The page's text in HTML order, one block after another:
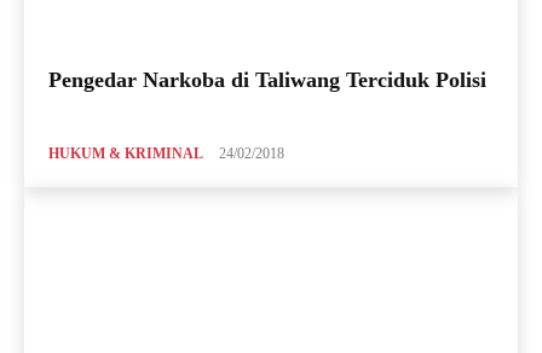
Pengedar Narkoba di Taliwang Terciduk Polisi
HUKUM & KRIMINAL 24/02/2018